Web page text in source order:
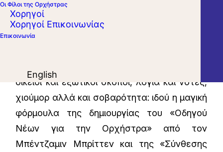
Οι Φίλοι της Ορχήστρας
Χορηγοί
Χορηγοί Επικοινωνίας
Επικοινωνία
English
Εύθυμες και μελαγχολικές μελωδίες,
οικείοι και εξωτικοί σκοποί, λόγια και νότες,
χιούμορ αλλά και σοβαρότητα: ιδού η μαγική
φόρμουλα της δημιουργίας του «Οδηγού
Νέων για την Ορχήστρα» από τον
Μπέντζαμιν Μπρίττεν και της «Σύνθεσης